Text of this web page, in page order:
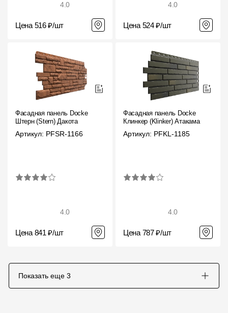
4.0
Цена 516 ₽/шт
4.0
Цена 524 ₽/шт
Фасадная панель Docke
Штерн (Stern) Дакота
Артикул: PFSR-1166
4.0
Цена 841 ₽/шт
Фасадная панель Docke
Клинкер (Klinker) Атакама
Артикул: PFKL-1185
4.0
Цена 787 ₽/шт
Показать еще 3